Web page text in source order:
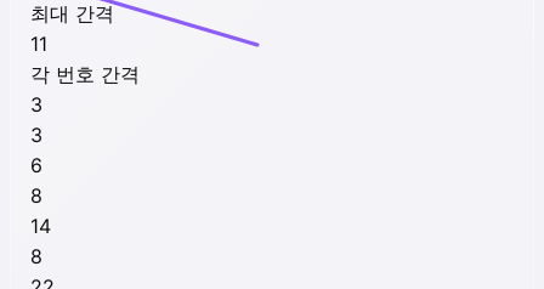
최대 간격
11
각 번호 간격
3
3
6
8
14
8